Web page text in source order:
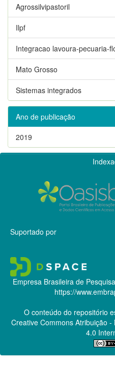
Agrossilvipastoril
Ilpf
Integracao lavoura-pecuaria-
Mato Grosso
Sistemas integrados
Ano de publicação
2019
Suportado por
Empresa Brasileira de
https://
O conteúdo do repositório
Creative CommonsAtribuição -
4.0